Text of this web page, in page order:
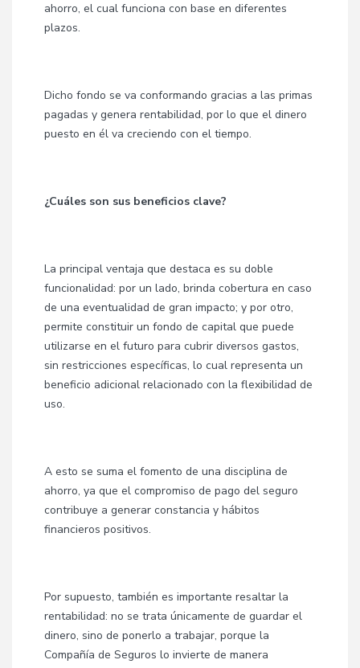
ahorro, el cual funciona con base en diferentes
plazos.
Dicho fondo se va conformando gracias a las primas
pagadas y genera rentabilidad, por lo que el dinero
puesto en él va creciendo con el tiempo.
¿Cuáles son sus beneficios clave?
La principal ventaja que destaca es su doble
funcionalidad: por un lado, brinda cobertura en caso
de una eventualidad de gran impacto; y por otro,
permite constituir un fondo de capital que puede
utilizarse en el futuro para cubrir diversos gastos,
sin restricciones específicas, lo cual representa un
beneficio adicional relacionado con la flexibilidad de
uso.
A esto se suma el fomento de una disciplina de
ahorro, ya que el compromiso de pago del seguro
contribuye a generar constancia y hábitos
financieros positivos.
Por supuesto, también es importante resaltar la
rentabilidad: no se trata únicamente de guardar el
dinero, sino de ponerlo a trabajar, porque la
Compañía de Seguros lo invierte de manera